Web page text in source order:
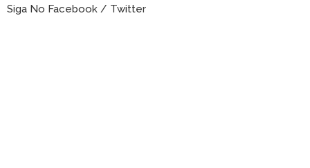
Siga No Facebook / Twitter